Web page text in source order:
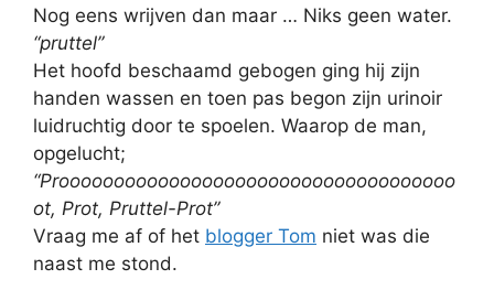
Nog eens wrijven dan maar … Niks geen water.
“pruttel”
Het hoofd beschaamd gebogen ging hij zijn
handen wassen en toen pas begon zijn urinoir
luidruchtig door te spoelen. Waarop de man,
opgelucht;
“Proooooooooooooooooooooooooooooooooooo
ot, Prot, Pruttel-Prot”
Vraag me af of het blogger Tom niet was die
naast me stond.